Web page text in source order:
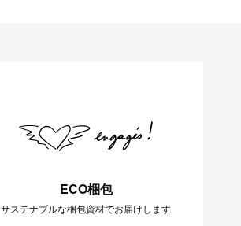
ECO梱包
サステナブルな梱包資材でお届けします